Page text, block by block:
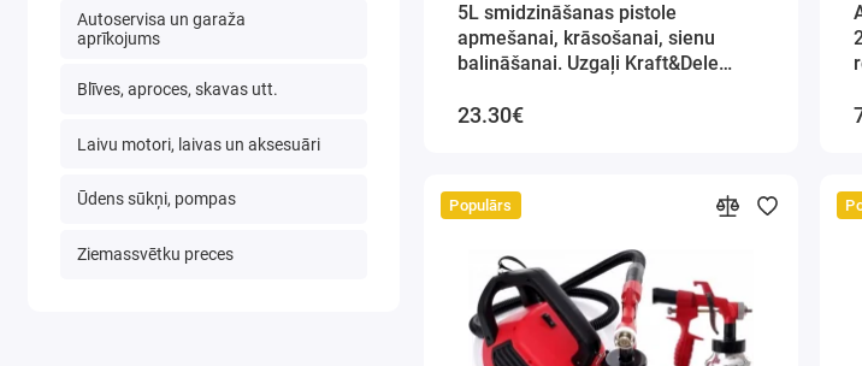
Autoservisa un garaža
aprīkojums
Blīves, aproces, skavas utt.
Laivu motori, laivas un aksesuāri
Ūdens sūkņi, pompas
Ziemassvētku preces
5L smidzināšanas pistole
apmešanai, krāsošanai, sienu
balināšanai. Uzgaļi Kraft&Dele
23.30€
Populārs